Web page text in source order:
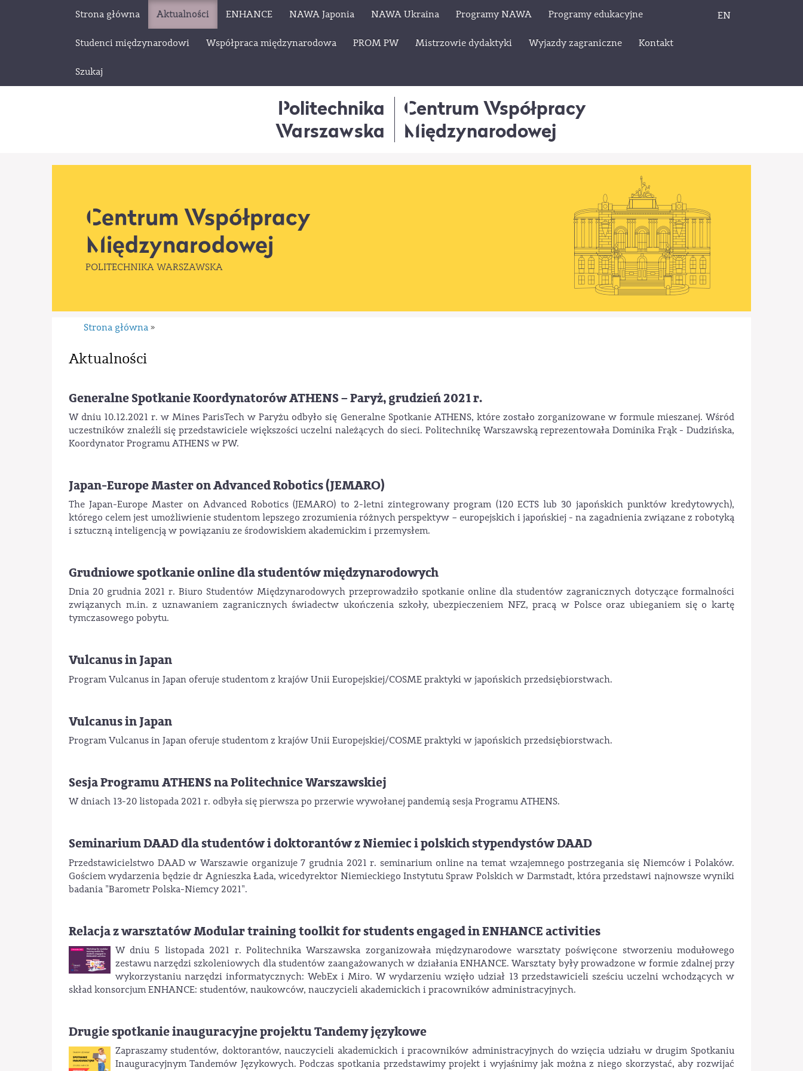
Strona główna Aktualności ENHANCE NAWA Japonia NAWA Ukraina Programy NAWA Programy edukacyjne
Studenci międzynarodowi Współpraca międzynarodowa PROM PW Mistrzowie dydaktyki Wyjazdy zagraniczne Kontakt
Szukaj
EN
Politechnika
Warszawska
Centrum Współpracy
Międzynarodowej
Strona główna »
Aktualności
Generalne Spotkanie Koordynatorów ATHENS – Paryż, grudzień 2021 r.
W dniu 10.12.2021 r. w Mines ParisTech w Paryżu odbyło się Generalne Spotkanie ATHENS, które zostało zorganizowane w formule mieszanej. Wśród
uczestników znaleźli się przedstawiciele większości uczelni należących do sieci. Politechnikę Warszawską reprezentowała Dominika Frąk - Dudzińska,
Koordynator Programu ATHENS w PW.
Japan-Europe Master on Advanced Robotics (JEMARO)
The Japan-Europe Master on Advanced Robotics (JEMARO) to 2-letni zintegrowany program (120 ECTS lub 30 japońskich punktów kredytowych),
którego celem jest umożliwienie studentom lepszego zrozumienia różnych perspektyw – europejskich i japońskiej - na zagadnienia związane z robotyką
i sztuczną inteligencją w powiązaniu ze środowiskiem akademickim i przemysłem.
Grudniowe spotkanie online dla studentów międzynarodowych
Dnia 20 grudnia 2021 r. Biuro Studentów Międzynarodowych przeprowadziło spotkanie online dla studentów zagranicznych dotyczące formalności
związanych m.in. z uznawaniem zagranicznych świadectw ukończenia szkoły, ubezpieczeniem NFZ, pracą w Polsce oraz ubieganiem się o kartę
tymczasowego pobytu.
Vulcanus in Japan
Program Vulcanus in Japan oferuje studentom z krajów Unii Europejskiej/COSME praktyki w japońskich przedsiębiorstwach.
Vulcanus in Japan
Program Vulcanus in Japan oferuje studentom z krajów Unii Europejskiej/COSME praktyki w japońskich przedsiębiorstwach.
Sesja Programu ATHENS na Politechnice Warszawskiej
W dniach 13-20 listopada 2021 r. odbyła się pierwsza po przerwie wywołanej pandemią sesja Programu ATHENS.
Seminarium DAAD dla studentów i doktorantów z Niemiec i polskich stypendystów DAAD
Przedstawicielstwo DAAD w Warszawie organizuje 7 grudnia 2021 r. seminarium online na temat wzajemnego postrzegania się Niemców i Polaków.
Gościem wydarzenia będzie dr Agnieszka Łada, wicedyrektor Niemieckiego Instytutu Spraw Polskich w Darmstadt, która przedstawi najnowsze wyniki
badania "Barometr Polska-Niemcy 2021".
Relacja z warsztatów Modular training toolkit for students engaged in ENHANCE activities
W dniu 5 listopada 2021 r. Politechnika Warszawska zorganizowała międzynarodowe warsztaty poświęcone stworzeniu modułowego
zestawu narzędzi szkoleniowych dla studentów zaangażowanych w działania ENHANCE. Warsztaty były prowadzone w formie zdalnej przy
wykorzystaniu narzędzi informatycznych: WebEx i Miro. W wydarzeniu wzięło udział 13 przedstawicieli sześciu uczelni wchodzących w
skład konsorcjum ENHANCE: studentów, naukowców, nauczycieli akademickich i pracowników administracyjnych.
Drugie spotkanie inauguracyjne projektu Tandemy językowe
Zapraszamy studentów, doktorantów, nauczycieli akademickich i pracowników administracyjnych do wzięcia udziału w drugim Spotkaniu
Inauguracyjnym Tandemów Językowych. Podczas spotkania przedstawimy projekt i wyjaśnimy jak można z niego skorzystać, aby rozwijać